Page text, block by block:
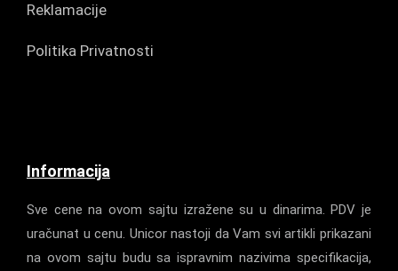
Reklamacije
Politika Privatnosti
Informacija
Sve cene na ovom sajtu izražene su u dinarima. PDV je
uračunat u cenu. Unicor nastoji da Vam svi artikli prikazani
na ovom sajtu budu sa ispravnim nazivima specifikacija,